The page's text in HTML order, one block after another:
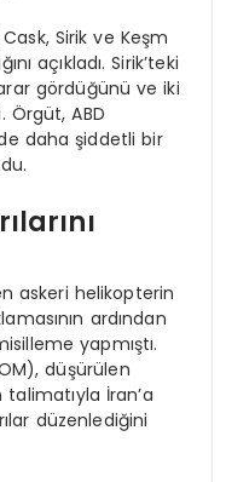
Cask, Sirik ve Keşm
açıkladı. Sirik’teki
gördüğünü ve iki
Örgüt, ABD
daha şiddetli bir
askeri helikopterin
ardından
yapmıştı.
düşürülen
İran’a
düzenlediğini